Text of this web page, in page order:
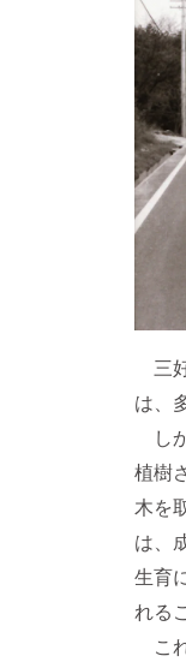
三
は、
し
植樹
木を
は、
生育
れる
こ